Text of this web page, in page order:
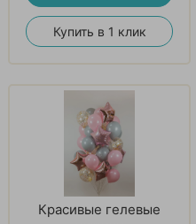
Купить в 1 клик
Красивые гелевые